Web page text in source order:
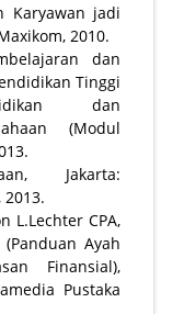
Karyawan jadi
2010.
dan
Tinggi
dan
(Modul
Jakarta:
2013.
L.Lechter CPA,
Ayah
Finansial),
Pustaka